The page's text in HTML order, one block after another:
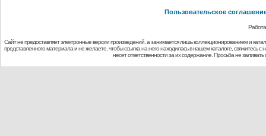
Пользовательское
Сайт не предоставляет электронные версии произведений, а занимается лишь коллекционированием и
представленного материала и не желаете, чтобы ссылка на него находилась в нашем каталоге,
несет ответственности за их содержание. Просьба не